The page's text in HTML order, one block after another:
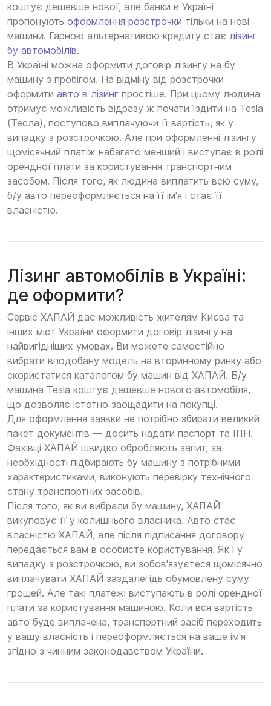
коштує дешевше нової, але банки в Україні
пропонують оформлення розстрочки тільки на нові
машини. Гарною альтернативою кредиту стає лізинг
бу автомобілів.
В Україні можна оформити договір лізингу на бу
машину з пробігом. На відміну від розстрочки
оформити авто в лізинг простіше. При цьому людина
отримує можливість відразу ж почати їздити на Tesla
(Тесла), поступово виплачуючи її вартість, як у
випадку з розстрочкою. Але при оформленні лізингу
щомісячний платіж набагато менший і виступає в ролі
орендної плати за користування транспортним
засобом. Після того, як людина виплатить всю суму,
б/у авто переоформляється на її ім'я і стає її
власністю.
Лізинг автомобілів в Україні:
де оформити?
Сервіс ХАПАЙ дає можливість жителям Києва та
інших міст України оформити договір лізингу на
найвигідніших умовах. Ви можете самостійно
вибрати вподобану модель на вторинному ринку або
скористатися каталогом бу машин від ХАПАЙ. Б/у
машина Tesla коштує дешевше нового автомобіля,
що дозволяє істотно заощадити на покупці.
Для оформлення заявки не потрібно збирати великий
пакет документів — досить надати паспорт та ІПН.
Фахівці ХАПАЙ швидко обробляють запит, за
необхідності підбирають бу машину з потрібними
характеристиками, виконують перевірку технічного
стану транспортних засобів.
Після того, як ви вибрали бу машину, ХАПАЙ
викуповує її у колишнього власника. Авто стає
власністю ХАПАЙ, але після підписання договору
передається вам в особисте користування. Як і у
випадку з розстрочкою, ви зобов'язуєтеся щомісячно
виплачувати ХАПАЙ заздалегідь обумовлену суму
грошей. Але такі платежі виступають в ролі орендної
плати за користування машиною. Коли вся вартість
авто буде виплачена, транспортний засіб переходить
у вашу власність і переоформляється на ваше ім'я
згідно з чинним законодавством України.